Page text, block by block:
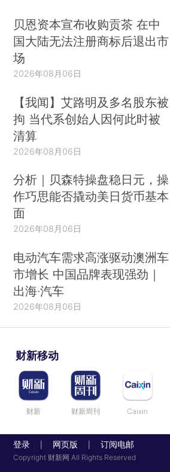
贝恩资本宣布收购贡茶 在中
国大陆无法注册商标后退出市
场
2026年08月06日
【我闻】艾路明及多名股东被
拘 当代系创始人因何此时被
清算
2026年08月06日
分析｜贝森特操盘稳日元，操
作巧思能否撬动美日货币基本
面
2026年08月06日
电动汽车需求高涨驱动澳洲车
市增长 中国品牌表现强劲｜
出海·汽车
2026年08月06日
财新移动
财新 财新周刊 Caixin
登录 网页版 订阅电邮
Copyright 财新网 All Rights Reserved